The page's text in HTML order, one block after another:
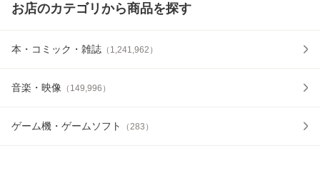
お店のカテゴリから商品を探す
本・コミック・雑誌 （ 1,241,962 ）
音楽・映像 （ 149,996 ）
ゲーム機・ゲームソフト （283 ）